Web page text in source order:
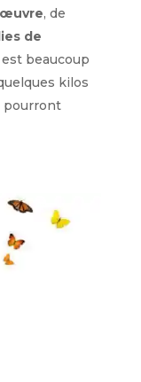
, de
de
est beaucoup
kilos
pourront